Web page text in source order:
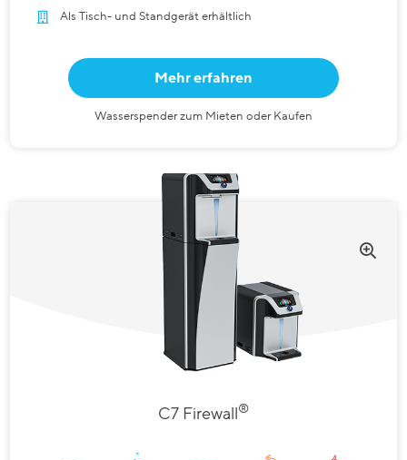
Als Tisch- und Standgerät erhältlich
Mehr erfahren
Wasserspender zum Mieten oder Kaufen
C7 Firewall®